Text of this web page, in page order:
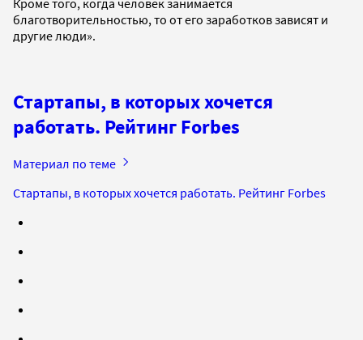
благотворительностью, то от его заработков зависят и
другие люди».
Стартапы, в которых хочется
работать. Рейтинг Forbes
Материал по теме
Стартапы, в которых хочется работать. Рейтинг Forbes